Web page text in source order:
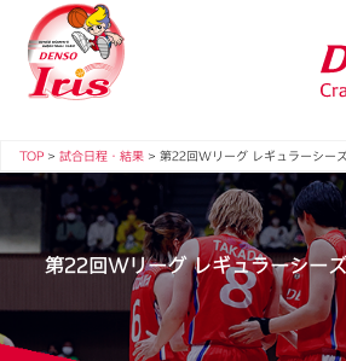
TOP > 試合日程・結果 > 第22回Wリーグ レギュラーシー
第22回Wリーグ レギュラーシー